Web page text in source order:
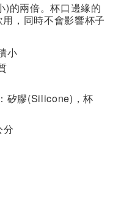
)的兩倍。杯口邊緣的
，同時不會影響杯子
小
矽膠(Silicone)，杯
分